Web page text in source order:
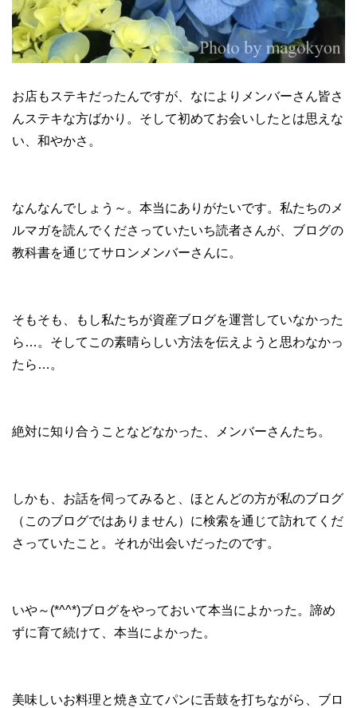
お店もステキだったんですが、なによりメンバーさん皆さ
んステキな方ばかり。そして初めてお会いしたとは思えな
い、和やかさ。
なんなんでしょう～。本当にありがたいです。私たちのメ
ルマガを読んでくださっていたいち読者さんが、ブログの
教科書を通じてサロンメンバーさんに。
そもそも、もし私たちが資産ブログを運営していなかった
ら…。そしてこの素晴らしい方法を伝えようと思わなかっ
たら…。
絶対に知り合うことなどなかった、メンバーさんたち。
しかも、お話を伺ってみると、ほとんどの方が私のブログ
（このブログではありません）に検索を通じて訪れてくだ
さっていたこと。それが出会いだったのです。
いや～(*^^*)ブログをやっておいて本当によかった。諦め
ずに育て続けて、本当によかった。
美味しいお料理と焼き立てパンに舌鼓を打ちながら、ブロ